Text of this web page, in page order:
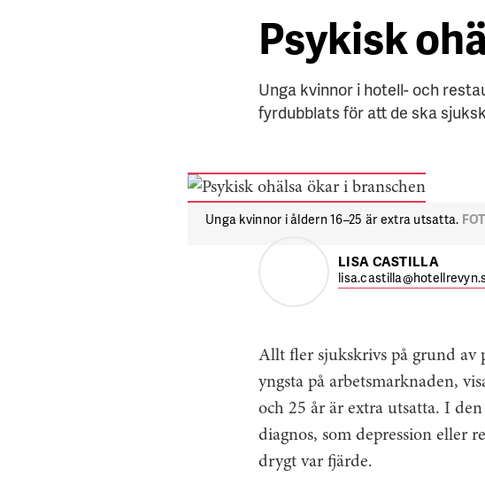
Psykisk
Unga kvinnor i hotell- och
fyrdubblats för att de ska
Unga kvinnor i åldern 16–25 är extra utsatta.
LISA CASTILLA
Allt fler sjukskrivs på grund av
yngsta på arbetsmarknaden,
och 25 år är extra utsatta. I
diagnos, som depression eller
drygt var fjärde.